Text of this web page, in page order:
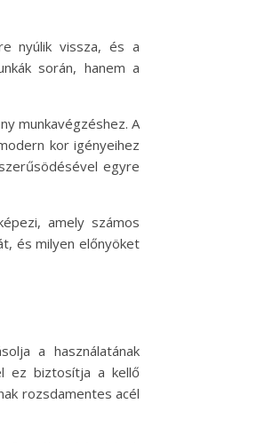
nyúlik vissza, és a
során, hanem a
munkavégzéshez. A
kor igényeihez
egyre
amely számos
és milyen előnyöket
a használatának
ez biztosítja a kellő
rozsdamentes acél